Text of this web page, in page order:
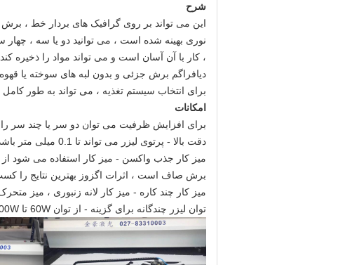
شرح
این می تواند بر روی گرافیک های بردار خط ،
نوری بهینه شده است ، می توانید دو یا سه ، چهار
، کار با آن آسان است و می تواند مواد را ذخیره کند.
دیافراگم برش جزئی و بدون لبه های سوخته یا
برای انتخاب سیستم تغذیه ، می تواند به طور کامل
امکانات
برای افزایش ظرفیت می توان دو سر یا چند سر
دقت بالا - پرتوی لیزر می تواند تا 0.1 میلی متر باشد ، با زاویه مناسب دستی مناسب ، مشت زدن ، انواع گرافیک پیچیده.
میز کار جذب واکسن - میز کار استفاده می شود
برش صاف است ، اثرات اگزوز بهترین نتایج را
میز کار چند کاره - میز کار لانه زنبوری ، میز متحرک
توان لیزر چندگانه برای گزینه - از توان 60W تا 500W می توان مطابق با محصولات متنوع انتخاب کرد.